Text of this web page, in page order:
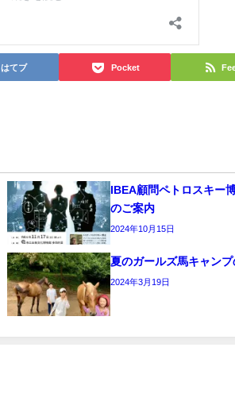
はてブ Pocket
IBEA顧問ペトロスキー
のご案内
2024年10月15日
夏のガールズ馬キャン
2024年3月19日